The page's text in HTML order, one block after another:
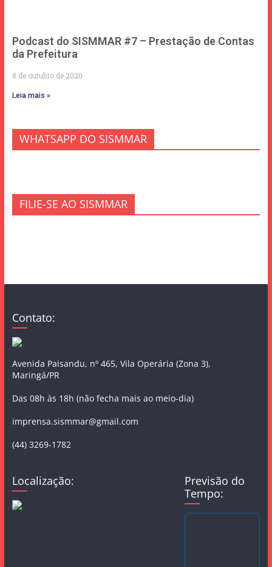
Podcast do SISMMAR #7 – Prestação de Contas
da Prefeitura
8 de outubro de 2020
Leia mais »
WHATSAPP DO SISMMAR
FILIE-SE AO SISMMAR
Contato:
Avenida Paisandu, nº 465, Vila Operária (Zona 3),
Maringá/PR
Das 08h às 18h (não fecha mais ao meio-dia)
imprensa.sismmar@gmail.com
(44) 3269-1782
Localização:
Previsão do
Tempo: